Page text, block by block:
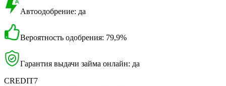
Автоодобрение: да
Вероятность одобрения: 79,9%
Гарантия выдачи займа онлайн: да
CREDIT7